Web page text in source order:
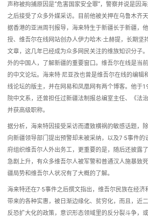
声称被拘捕原因是“危害国家安全罪”，警察并说是因
之后接受了众多外媒采访。目前他被关押在乌鲁木齐天
据香港的亚洲周刊报导，海来特生于新疆长于新疆，
授、维吾尔在线网站创办人伊力哈木·土赫提，长期坚
文章，这几年已经成为众多网民关注的维族知识分子
外的中国人，了解新疆的重要窗口。维吾尔在线是当
的中文论坛。海来特·尼亚孜也曾是维吾尔在线的编辑
线论坛的版主，并在网易和凤凰网有两个博客。他于
院中文系，还曾担任过新疆法制报总编室主任、《法
并获高级职称。
据分析，海来特因接受采访而遭致横祸的敏感话题，
向新疆领导部门提出预警却未被采纳，以及7·5事件
府组织维吾尔人外出务工，更重要的是，随后还披露
急剧上升，有众多维吾尔人被军警和普通汉人施暴致
疆局势和维吾尔人状况有了大概的了解。
海来特还在7·5事件之后撰文指出，维吾尔民族在经
带来的各种实惠，被日渐边缘化、贫穷化，而且，近
反恐扩大化的政策，意识形态领域里的反分裂斗争，